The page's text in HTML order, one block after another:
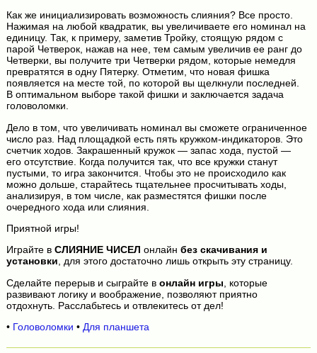
Как же инициализировать возможность слияния? Все просто.
Нажимая на любой квадратик, вы увеличиваете его номинал на
единицу. Так, к примеру, заметив Тройку, стоящую рядом с
парой Четверок, нажав на нее, тем самым увеличив ее ранг до
Четверки, вы получите три Четверки рядом, которые немедля
превратятся в одну Пятерку. Отметим, что новая фишка
появляется на месте той, по которой вы щелкнули последней.
В оптимальном выборе такой фишки и заключается задача
головоломки.
Дело в том, что увеличивать номинал вы сможете ограниченное
число раз. Над площадкой есть пять кружком-индикаторов. Это
счетчик ходов. Закрашенный кружок — запас хода, пустой —
его отсутствие. Когда получится так, что все кружки станут
пустыми, то игра закончится. Чтобы это не происходило как
можно дольше, старайтесь тщательнее просчитывать ходы,
анализируя, в том числе, как разместятся фишки после
очередного хода или слияния.
Приятной игры!
Играйте в СЛИЯНИЕ ЧИСЕЛ онлайн без скачивания и
установки, для этого достаточно лишь открыть эту страницу.
Сделайте перерыв и сыграйте в онлайн игры , которые
развивают логику и воображение, позволяют приятно
отдохнуть. Расслабьтесь и отвлекитесь от дел!
• Головоломки • Для планшета